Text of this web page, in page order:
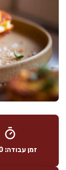
זמן עבודה: 10 דק'